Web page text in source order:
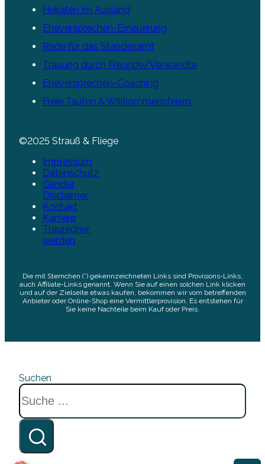
Heiraten im Ausland
Eheversprechen-Erneuerung
Rede für das Standesamt
Trauung durch Freunde/Verwandte
Eheversprechen-Coaching
Freie Taufen & Willkommensfeiern
©2025 Strauß & Fliege
Impressum
Datenschutz
Gender
Disclaimer
Kontakt
Karriere
Trauredner
werden
Die mit Sternchen (*) gekennzeichneten Links sind Provisions-Links,
auch Affiliate-Links genannt. Wenn Sie auf einen solchen Link klicken
und auf der Zielseite etwas kaufen, bekommen wir vom betreffenden
Anbieter oder Online-Shop eine Vermittlerprovision. Es entstehen für
Sie keine Nachteile beim Kauf oder Preis.
Suchen